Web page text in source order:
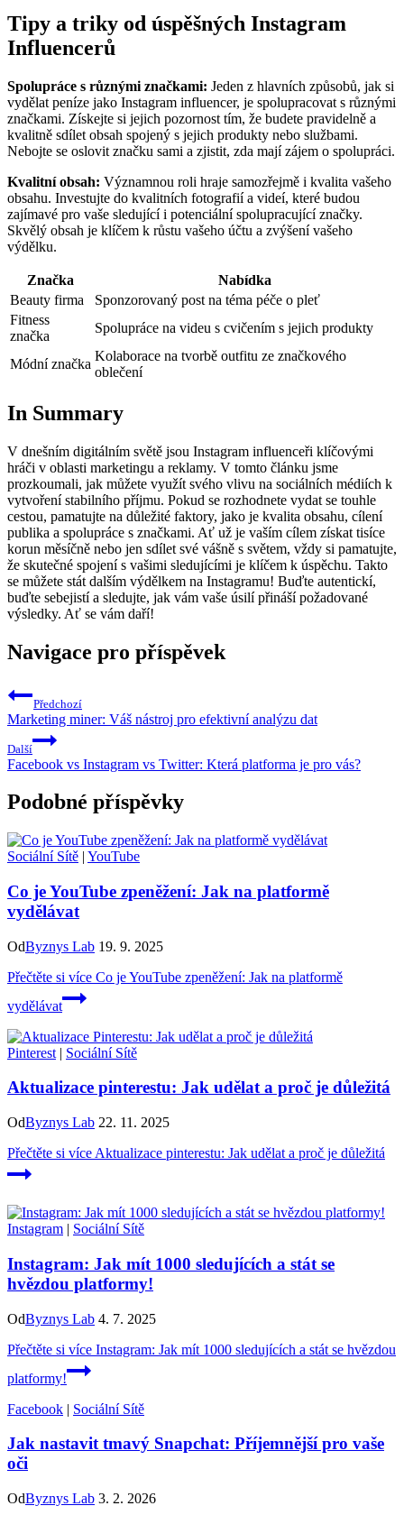
Tipy a​ triky od ​úspěšných Instagram
Influencerů
Spolupráce s různými značkami: ⁣Jeden z‌ hlavních ‍způsobů, jak ⁣si
vydělat peníze​ jako⁣ Instagram influencer, je spolupracovat s ⁤různými
značkami. Získejte​ si ‌jejich pozornost tím, že budete pravidelně ⁢a
kvalitně sdílet obsah spojený s jejich produkty nebo službami.
Nebojte se oslovit značku sami⁢ a zjistit, zda mají ⁤zájem o spolupráci.
Kvalitní obsah: ⁢Významnou roli hraje samozřejmě i kvalita⁢ vašeho
obsahu.⁢ Investujte do kvalitních⁤ fotografií a⁤ videí, které⁢ budou
zajímavé ‌pro vaše⁢ sledující ⁢i potenciální spolupracující značky.
‌Skvělý ‌obsah ⁣je klíčem k růstu vašeho⁢ účtu‍ a zvýšení vašeho
výdělku.
Značka
Nabídka
Beauty firma
Sponzorovaný post na téma péče o pleť
Fitness
⁢značka
Spolupráce na videu s cvičením ‌s jejich ​produkty
Módní značka
Kolaborace na ⁢tvorbě ⁤outfitu ze značkového
oblečení
In Summary
V ​dnešním digitálním⁤ světě⁣ jsou Instagram ​influenceři klíčovými‍
hráči v oblasti marketingu a reklamy. ‍V tomto ‌článku jsme
prozkoumali, jak můžete ⁤využít svého vlivu na⁤ sociálních médiích‍ k
vytvoření stabilního příjmu. Pokud ⁤se⁤ rozhodnete vydat se touhle
cestou, pamatujte na⁣ důležité ⁢faktory, jako je kvalita obsahu, cílení
‌publika a spolupráce s značkami. Ať ​už⁢ je⁣ vaším cílem ​získat tisíce
korun měsíčně‍ nebo‍ jen⁢ sdílet ‍své⁣ vášně s světem, vždy si‍ pamatujte,⁣
že⁣ skutečné spojení‍ s ‌vašimi sledujícími‍ je klíčem⁣ k úspěchu. ⁢Takto
se můžete ​stát dalším výdělkem na Instagramu! Buďte‍ autentickí,‍
buďte sebejistí a​ sledujte, jak vám vaše úsilí přináší požadované
výsledky. ⁤Ať se ⁣vám daří!
Navigace pro příspěvek
Předchozí
Marketing miner: Váš nástroj pro efektivní analýzu dat
Další
Facebook vs Instagram vs Twitter: Která platforma je pro vás?
Podobné příspěvky
Sociální Sítě | YouTube
Co je YouTube zpeněžení: Jak na platformě
vydělávat
OdByznys Lab 19. 9. 2025
Přečtěte si více Co je YouTube zpeněžení: Jak na platformě
vydělávat
Pinterest | Sociální Sítě
Aktualizace pinterestu: Jak udělat a proč je důležitá
OdByznys Lab 22. 11. 2025
Přečtěte si více Aktualizace pinterestu: Jak udělat a proč je důležitá
Instagram | Sociální Sítě
Instagram: Jak mít 1000 sledujících a stát se
hvězdou platformy!
OdByznys Lab 4. 7. 2025
Přečtěte si více Instagram: Jak mít 1000 sledujících a stát se hvězdou
platformy!
Facebook | Sociální Sítě
Jak nastavit tmavý Snapchat: Příjemnější pro vaše
oči
OdByznys Lab 3. 2. 2026